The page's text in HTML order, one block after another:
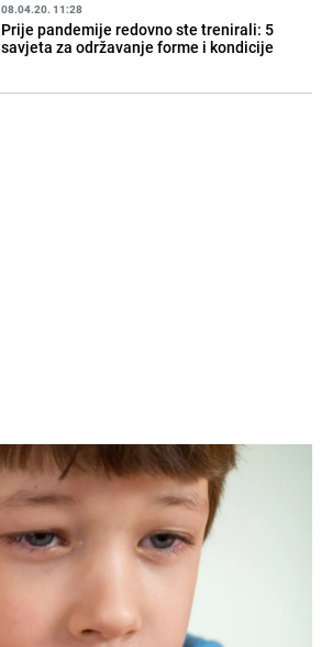
08.04.20. 11:28
Prije pandemije redovno ste trenirali: 5
savjeta za održavanje forme i kondicije